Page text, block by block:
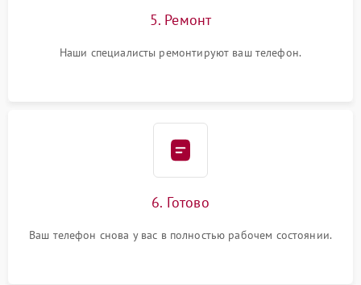
5. Ремонт
Наши специалисты ремонтируют ваш телефон.
6. Готово
Ваш телефон снова у вас в полностью рабочем состоянии.